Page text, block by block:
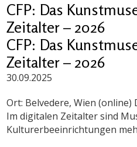
CFP: Das
Zeitalter – 2026
CFP: Das
Zeitalter – 2026
30.09.2025
Ort: Belvedere, Wien (online)
Im digitalen Zeitalter sind
Kulturerbeeinrichtungen